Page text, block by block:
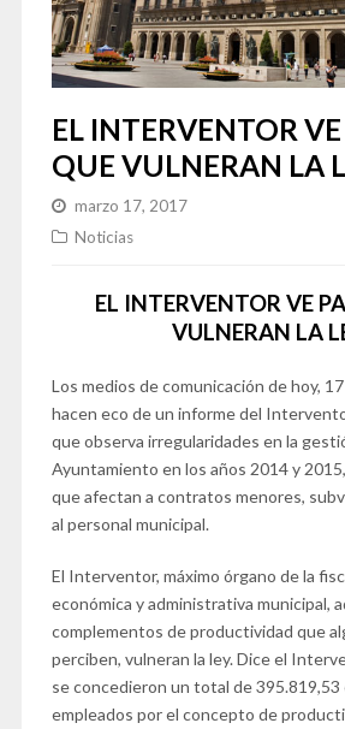
EL INTERVENTOR
QUE VULNERAN LA
marzo 17, 2017
Noticias
EL INTERVENTOR VE
VULNERAN LA
Los medios de comunicación de hoy,
hacen eco de un informe del
que observa irregularidades en la
Ayuntamiento en los años 2014 y
que afectan a contratos menores,
al personal municipal.
El Interventor, máximo órgano de la
económica y administrativa municipal,
complementos de productividad que
perciben, vulneran la ley. Dice el
se concedieron un total de 395.819,53
empleados por el concepto de